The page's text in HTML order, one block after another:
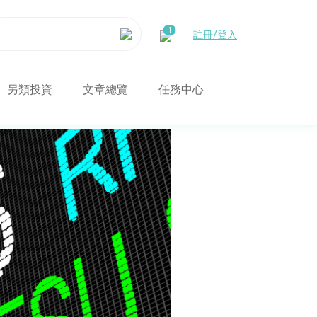
註冊/登入
另類投資 文章總覽 任務中心